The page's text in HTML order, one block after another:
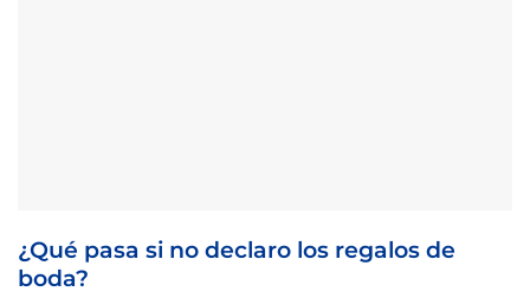
¿Qué pasa si no declaro los regalos de
boda?